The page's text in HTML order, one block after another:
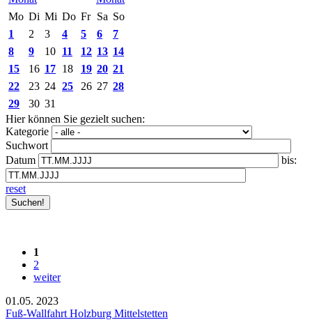
Mo Di Mi Do Fr Sa So
1
2 3 4 5 6
7
8
9 10 11 12 13 14
15
16 17 18 19 20 21
22
23 24 25 26 27 28
29
30 31
Hier können Sie gezielt suchen:
Kategorie
Suchwort
Datum
bis:
reset
1
2
weiter
01.05. 2023
Fuß-Wallfahrt Holzburg Mittelstetten